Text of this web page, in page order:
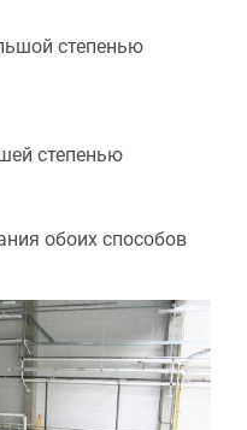
степенью
степенью
обоих способов